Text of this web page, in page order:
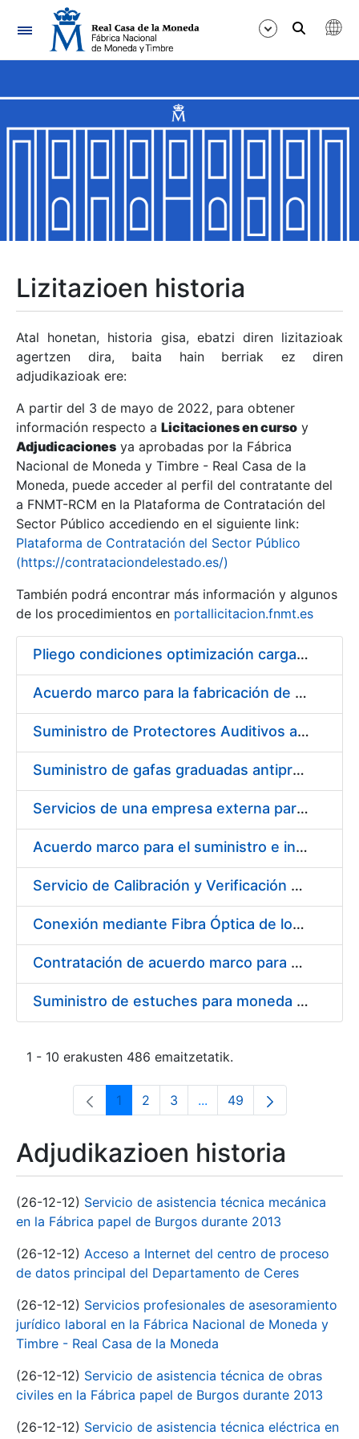
Nabigazioa
Erakutsi/Ezkutatu
Erakutsi/Ezkutatu
Erakutsi/Ezkutatu
Erakutsi/Ezkutatu
Erakutsi/Ezkutatu
Erakutsi/Ezkutatu
Erakutsi/Ezkutatu
Erakutsi/Ezkutatu
Lizitazioen historia
Atal honetan, historia gisa, ebatzi diren lizitazioak
agertzen dira, baita hain berriak ez diren
adjudikazioak ere:
A partir del 3 de mayo de 2022, para obtener
información respecto a Licitaciones en curso y
Adjudicaciones ya aprobadas por la Fábrica
Nacional de Moneda y Timbre - Real Casa de la
Moneda, puede acceder al perfil del contratante del
a FNMT-RCM en la Plataforma de Contratación del
Sector Público accediendo en el siguiente link:
Plataforma de Contratación del Sector Público
(https://contrataciondelestado.es/)
También podrá encontrar más información y algunos
de los procedimientos en portallicitacion.fnmt.es
Pliego condiciones optimización cargas compras firmado
Acuerdo marco para la fabricación de piezas
Suministro de Protectores Auditivos a medida para las personas trabajadoras de los Centros de Trabajo de Madrid y Burgos
Suministro de gafas graduadas antiproyecciones para los trabajadores de la FNMT-RCM en los centros de trabajo de Madrid y Burgos
Servicios de una empresa externa para el asesoramiento y resolución de los recursos de alzada que se presentan relacionados con procesos de selección para la FNMT-RCM
Acuerdo marco para el suministro e instalación de persianas, estores y otros complementos
Servicio de Calibración y Verificación Externa de los Equipos de Medición del Servicio de Prevención de la FNMT-RCM
Conexión mediante Fibra Óptica de los Centros de Proceso de Datos (CPDs) de las sedes de la FNMT-RCM de Burgos y Madrid
Contratación de acuerdo marco para el Suministro de Material de Electricidad para la Fábrica Nacional de Moneda y Timbre-Real Casa de la Moneda en su centro de trabajo de Burgos
Suministro de estuches para moneda de 30 €
1 - 10 erakusten 486 emaitzetatik.
Orrialdea
1 Orrialdea
2 Orrialdea
3 ...Intermediate Pages Use
Orrialdea
49
Adjudikazioen historia
(26-12-12) Servicio de asistencia técnica mecánica
en la Fábrica papel de Burgos durante 2013
(26-12-12) Acceso a Internet del centro de proceso
de datos principal del Departamento de Ceres
(26-12-12) Servicios profesionales de asesoramiento
jurídico laboral en la Fábrica Nacional de Moneda y
Timbre - Real Casa de la Moneda
(26-12-12) Servicio de asistencia técnica de obras
civiles en la Fábrica papel de Burgos durante 2013
(26-12-12) Servicio de asistencia técnica eléctrica en